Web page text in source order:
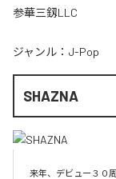
参華三釼LLC
ジャンル： J-Pop
SHAZNA
来年、デビュー３０周